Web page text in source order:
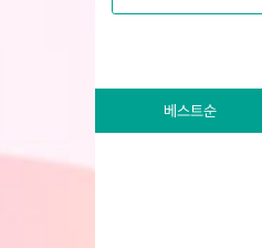
상호/대표자
베스트순